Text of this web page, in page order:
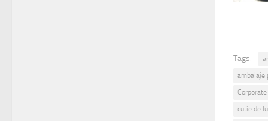
Tags:
ambalaje
cutie de